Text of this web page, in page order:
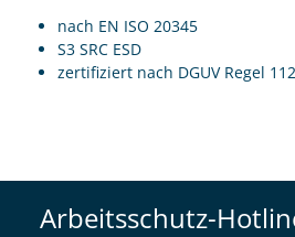
nach EN ISO 20345
S3 SRC ESD
zertifiziert nach DGUV Regel
Arbeitsschutz-